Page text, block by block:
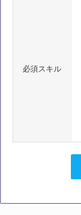
必須スキル